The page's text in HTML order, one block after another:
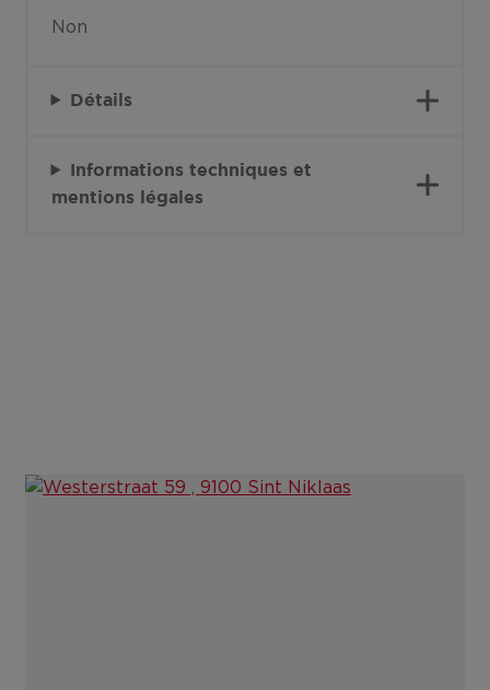
Non
Détails
Informations techniques et
mentions légales